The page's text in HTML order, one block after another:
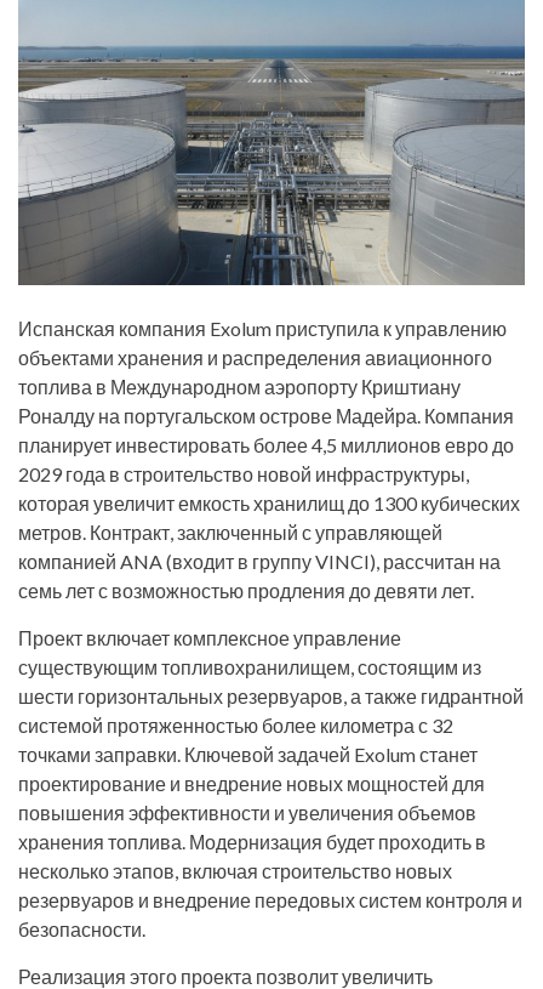
Испанская компания Exolum приступила к управлению
объектами хранения и распределения авиационного
топлива в Международном аэропорту Криштиану
Роналду на португальском острове Мадейра. Компания
планирует инвестировать более 4,5 миллионов евро до
2029 года в строительство новой инфраструктуры,
которая увеличит емкость хранилищ до 1300 кубических
метров. Контракт, заключенный с управляющей
компанией ANA (входит в группу VINCI), рассчитан на
семь лет с возможностью продления до девяти лет.
Проект включает комплексное управление
существующим топливохранилищем, состоящим из
шести горизонтальных резервуаров, а также гидрантной
системой протяженностью более километра с 32
точками заправки. Ключевой задачей Exolum станет
проектирование и внедрение новых мощностей для
повышения эффективности и увеличения объемов
хранения топлива. Модернизация будет проходить в
несколько этапов, включая строительство новых
резервуаров и внедрение передовых систем контроля и
безопасности.
Реализация этого проекта позволит увеличить